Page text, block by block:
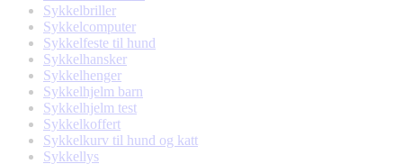
Sykkelbriller
Sykkelcomputer
Sykkelfeste til hund
Sykkelhansker
Sykkelhenger
Sykkelhjelm barn
Sykkelhjelm test
Sykkelkoffert
Sykkelkurv til hund og katt
Sykkellys